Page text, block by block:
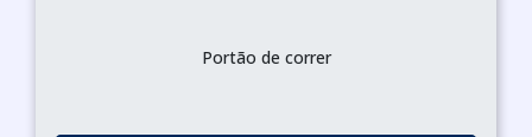
Portão de correr